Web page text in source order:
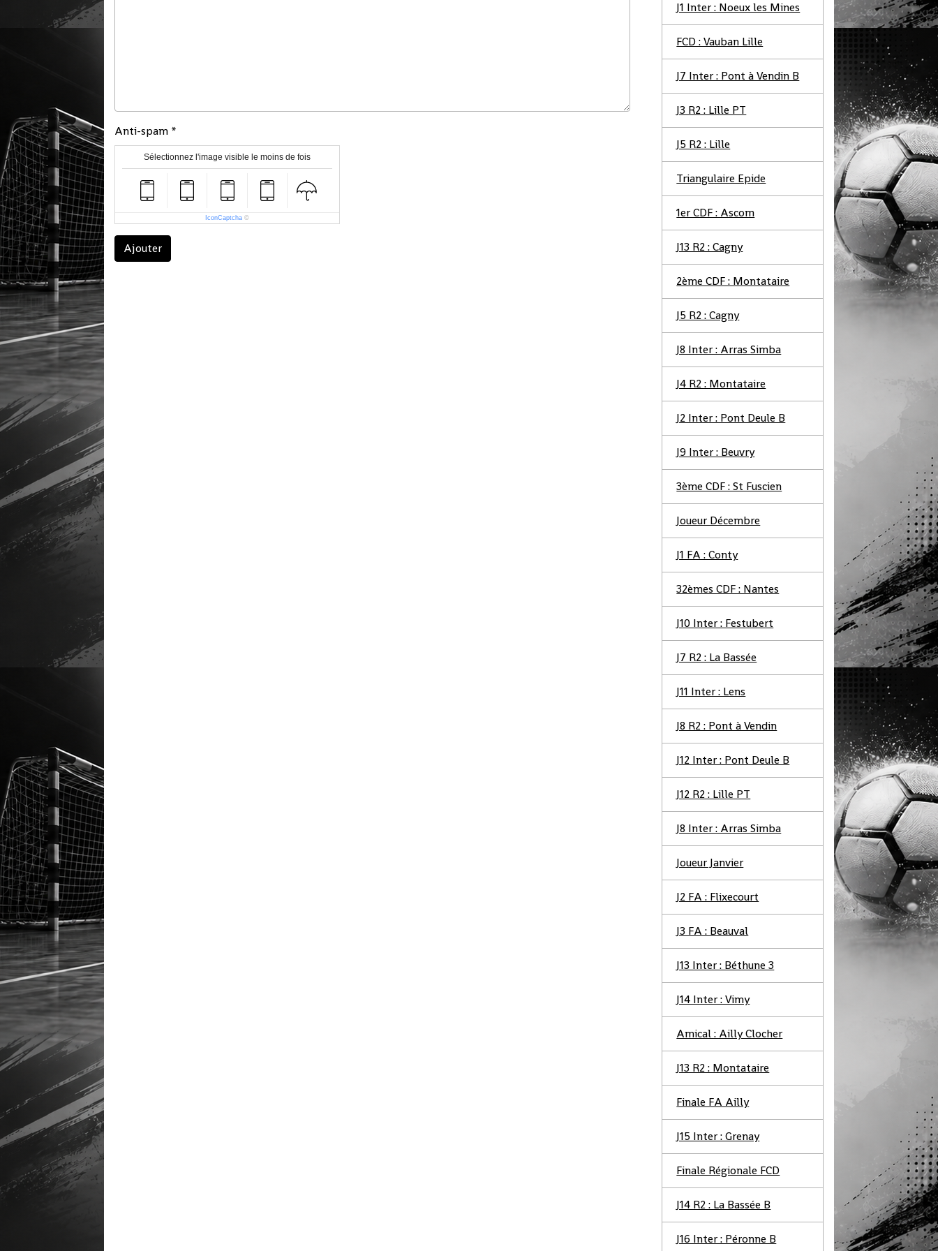
Anti-spam
Sélectionnez l'image visible le moins de fois
IconCaptcha ©
Ajouter
J1 Inter : Noeux les Mines
FCD : Vauban Lille
J7 Inter : Pont à Vendin B
J3 R2 : Lille PT
J5 R2 : Lille
Triangulaire Epide
1er CDF : Ascom
J13 R2 : Cagny
2ème CDF : Montataire
J5 R2 : Cagny
J8 Inter : Arras Simba
J4 R2 : Montataire
J2 Inter : Pont Deule B
J9 Inter : Beuvry
3ème CDF : St Fuscien
Joueur Décembre
J1 FA : Conty
32èmes CDF : Nantes
J10 Inter : Festubert
J7 R2 : La Bassée
J11 Inter : Lens
J8 R2 : Pont à Vendin
J12 Inter : Pont Deule B
J12 R2 : Lille PT
J8 Inter : Arras Simba
Joueur Janvier
J2 FA : Flixecourt
J3 FA : Beauval
J13 Inter : Béthune 3
J14 Inter : Vimy
Amical : Ailly Clocher
J13 R2 : Montataire
Finale FA Ailly
J15 Inter : Grenay
Finale Régionale FCD
J14 R2 : La Bassée B
J16 Inter : Péronne B